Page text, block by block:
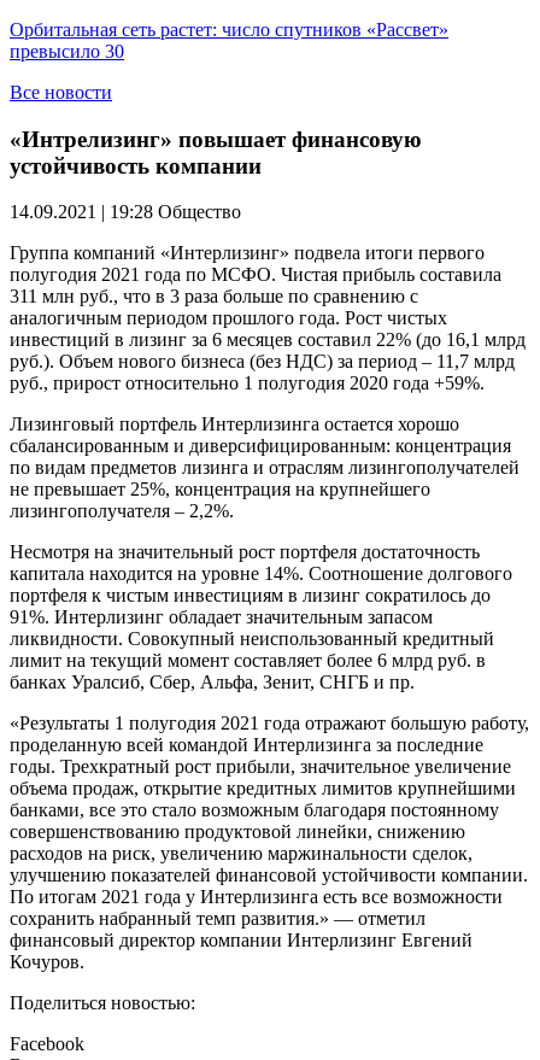
Орбитальная сеть растет: число спутников «Рассвет»
превысило 30
Все новости
«Интрелизинг» повышает финансовую
устойчивость компании
14.09.2021 | 19:28 Общество
Группа компаний «Интерлизинг» подвела итоги первого
полугодия 2021 года по МСФО. Чистая прибыль составила
311 млн руб., что в 3 раза больше по сравнению с
аналогичным периодом прошлого года. Рост чистых
инвестиций в лизинг за 6 месяцев составил 22% (до 16,1 млрд
руб.). Объем нового бизнеса (без НДС) за период – 11,7 млрд
руб., прирост относительно 1 полугодия 2020 года +59%.
Лизинговый портфель Интерлизинга остается хорошо
сбалансированным и диверсифицированным: концентрация
по видам предметов лизинга и отраслям лизингополучателей
не превышает 25%, концентрация на крупнейшего
лизингополучателя – 2,2%.
Несмотря на значительный рост портфеля достаточность
капитала находится на уровне 14%. Соотношение долгового
портфеля к чистым инвестициям в лизинг сократилось до
91%. Интерлизинг обладает значительным запасом
ликвидности. Совокупный неиспользованный кредитный
лимит на текущий момент составляет более 6 млрд руб. в
банках Уралсиб, Сбер, Альфа, Зенит, СНГБ и пр.
«Результаты 1 полугодия 2021 года отражают большую работу,
проделанную всей командой Интерлизинга за последние
годы. Трехкратный рост прибыли, значительное увеличение
объема продаж, открытие кредитных лимитов крупнейшими
банками, все это стало возможным благодаря постоянному
совершенствованию продуктовой линейки, снижению
расходов на риск, увеличению маржинальности сделок,
улучшению показателей финансовой устойчивости компании.
По итогам 2021 года у Интерлизинга есть все возможности
сохранить набранный темп развития.» — отметил
финансовый директор компании Интерлизинг Евгений
Кочуров.
Поделиться новостью:
Facebook